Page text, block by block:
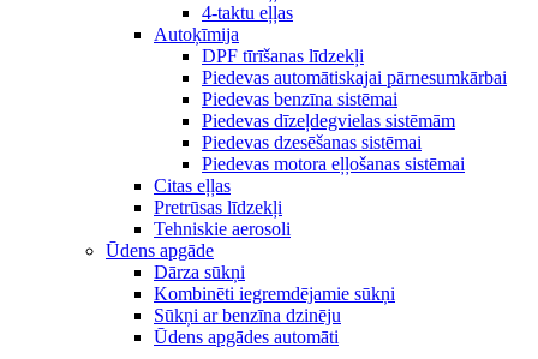
4-taktu eļļas
Autoķīmija
DPF tīrīšanas līdzekļi
Piedevas automātiskajai pārnesumkārbai
Piedevas benzīna sistēmai
Piedevas dīzeļdegvielas sistēmām
Piedevas dzesēšanas sistēmai
Piedevas motora eļļošanas sistēmai
Citas eļļas
Pretrūsas līdzekļi
Tehniskie aerosoli
Ūdens apgāde
Dārza sūkņi
Kombinēti iegremdējamie sūkņi
Sūkņi ar benzīna dzinēju
Ūdens apgādes automāti